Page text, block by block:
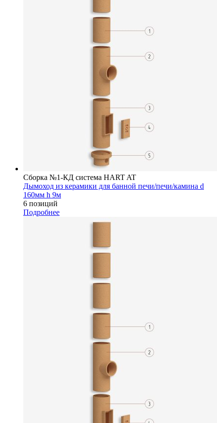
Сборка №1-КД система HART AT
Дымоход из керамики для банной печи/печи/камина d
160мм h 9м
6 позиций
Подробнее